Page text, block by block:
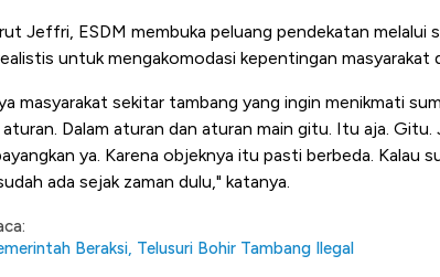
Jeffri, ESDM membuka peluang pendekatan melalui
untuk mengakomodasi kepentingan masyarakat
masyarakat sekitar tambang yang ingin menikmati
aturan. Dalam aturan dan aturan main gitu. Itu aja. Gitu.
ya. Karena objeknya itu pasti berbeda. Kalau
ada sejak zaman dulu," katanya.
Beraksi, Telusuri Bohir Tambang Ilegal